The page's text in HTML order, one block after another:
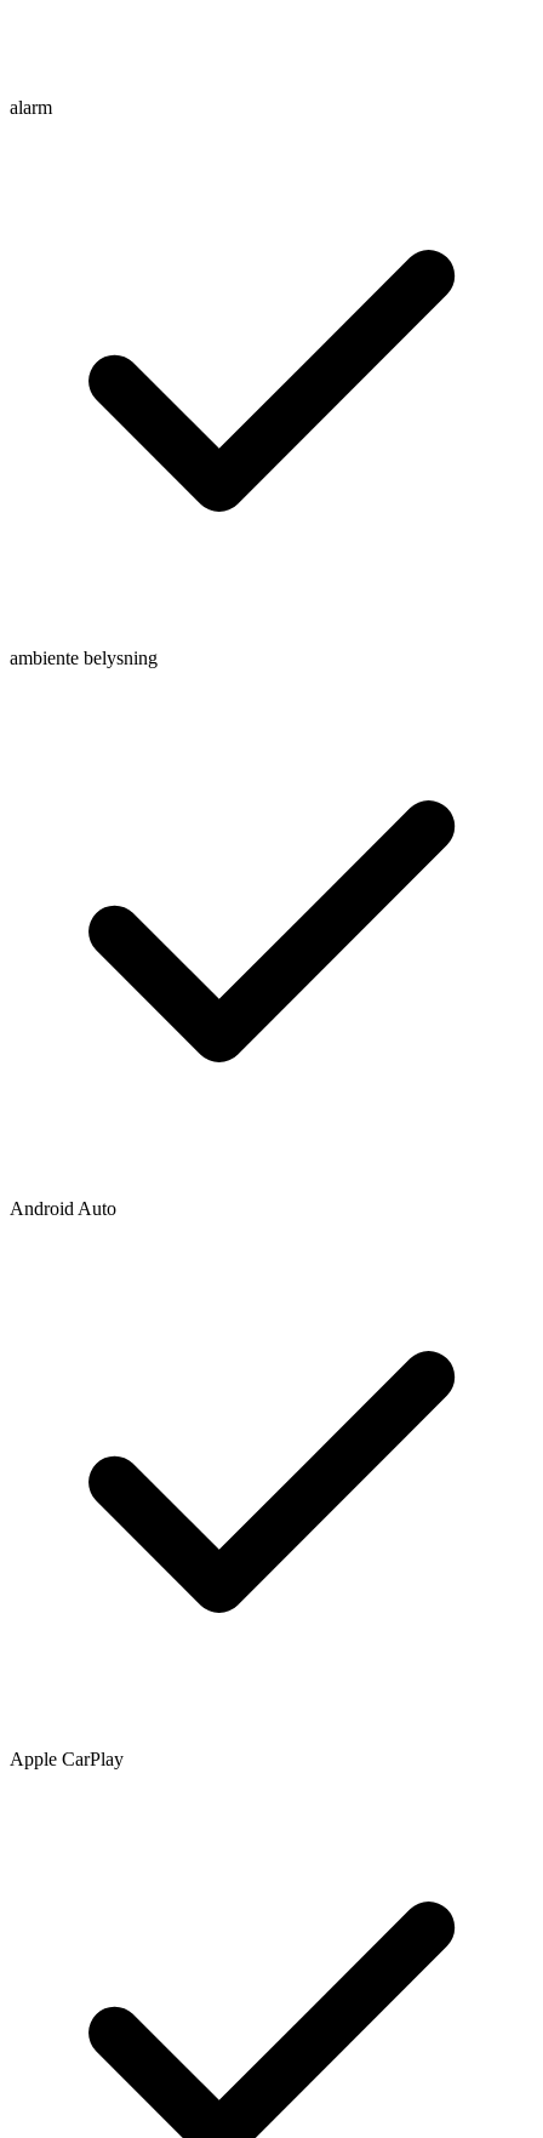
alarm
ambiente belysning
Android Auto
Apple CarPlay